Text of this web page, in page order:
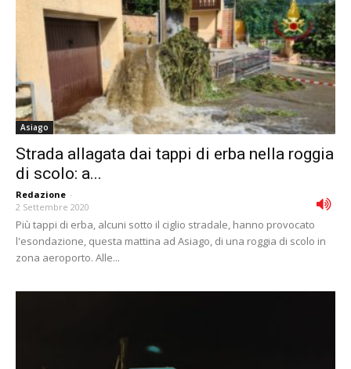
Asiago
Strada allagata dai tappi di erba nella roggia
di scolo: a...
Redazione -
2 Settembre 2020
Più tappi di erba, alcuni sotto il ciglio stradale, hanno provocato
l'esondazione, questa mattina ad Asiago, di una roggia di scolo in
zona aeroporto. Alle...